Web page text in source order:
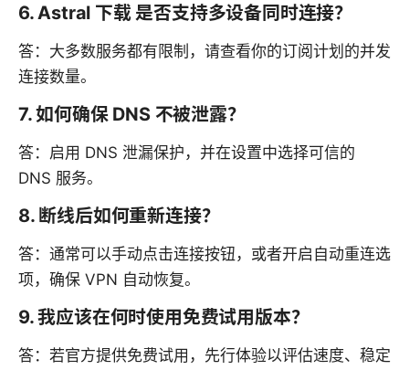
6. Astral 下载 是否支持多设备同时连接？
答：大多数服务都有限制，请查看你的订阅计划的并发
连接数量。
7. 如何确保 DNS 不被泄露？
答：启用 DNS 泄漏保护，并在设置中选择可信的
DNS 服务。
8. 断线后如何重新连接？
答：通常可以手动点击连接按钮，或者开启自动重连选
项，确保 VPN 自动恢复。
9. 我应该在何时使用免费试用版本？
答：若官方提供免费试用，先行体验以评估速度、稳定